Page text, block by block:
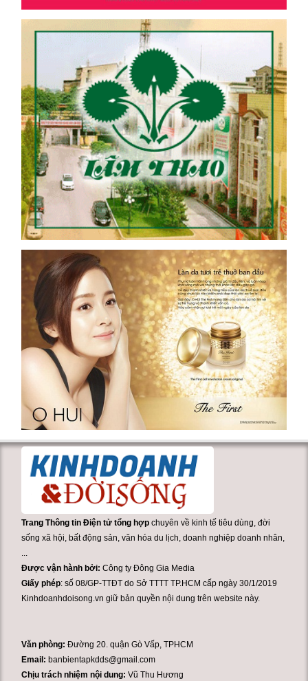
Trang Thông tin Điện tử tổng hợp chuyên về kinh tế tiêu dùng, đời
sống xã hội, bất động sản, văn hóa du lịch, doanh nghiệp doanh nhân,
...
Được vận hành bởi:Công ty Đông Gia Media
Giấy phép: số 08/GP-TTĐT do Sở TTTT TP.HCM cấp ngày 30/1/2019
Kinhdoanhdoisong.vn giữ bản quyền nội dung trên website này.
Văn phòng:Đường 20. quận Gò Vấp, TPHCM
Email: banbientapkdds@gmail.com
Chịu trách nhiệm nội dung: Vũ Thu Hương